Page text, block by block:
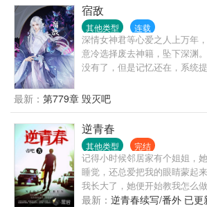
画风不同，慎入4、作者原号【
犯了严重错误，已笔名自杀。
关注微博【晋江-骑鲸南去】
办法要活下去，他有个金手指
有药材，升级不能；大陆上超
超群却修炼天赋太差，可惜炼
为他一人服务，但可以调动的
有病，一个有药，于是，有病
都好。 【注意事项】： ①大
都是讲道理的人么么哒！
宿敌
其他类型 连载
深情女神君等心爱之人上万年
意冷选择废去神籍，坠下深渊
没有了，但是记忆还在，系统
凡间与她相守一生，圆了她苦
愿。她虽半信半疑，却不肯放
会，于是她便开始筹谋，使自
便寻到那所谓的现代人。可当
前时，她只觉得上天跟自己开
心心念念之人的身份，居然天
这下自己该如何面对他。
最新： 第779章 毁灭吧
逆青春
其他类型 完结
记得小时候邻居家有个姐姐，
睡觉，还总爱把我的眼睛蒙起
我长大了，她便开始教我怎么
最新： 逆青春续写/番外 已更